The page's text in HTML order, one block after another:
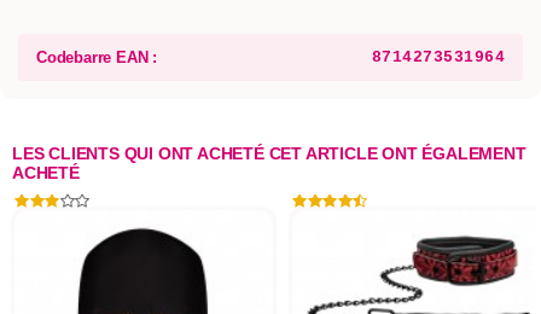
Codebarre EAN : 8714273531964
LES CLIENTS QUI ONT ACHETÉ CET ARTICLE ONT ÉGALEMENT
ACHETÉ